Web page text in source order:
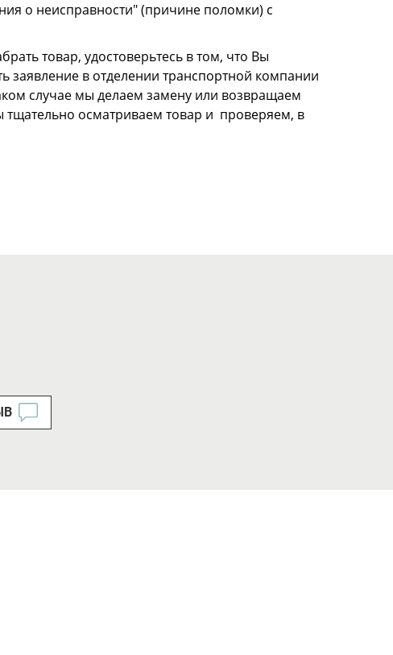
о неисправности" (причине поломки) с
товар, удостоверьтесь в том, что Вы
заявление в отделении транспортной компании
случае мы делаем замену или возвращаем
тщательно осматриваем товар и проверяем, в